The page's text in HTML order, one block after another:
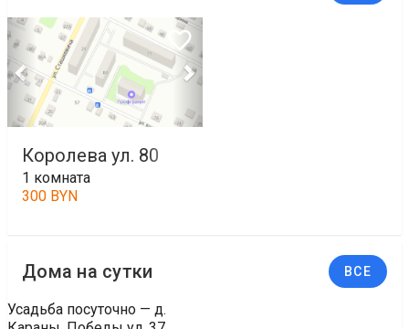
Королева ул. 80
1 комната
300 BYN
Дома на сутки ВСЕ
Усадьба посуточно — д.